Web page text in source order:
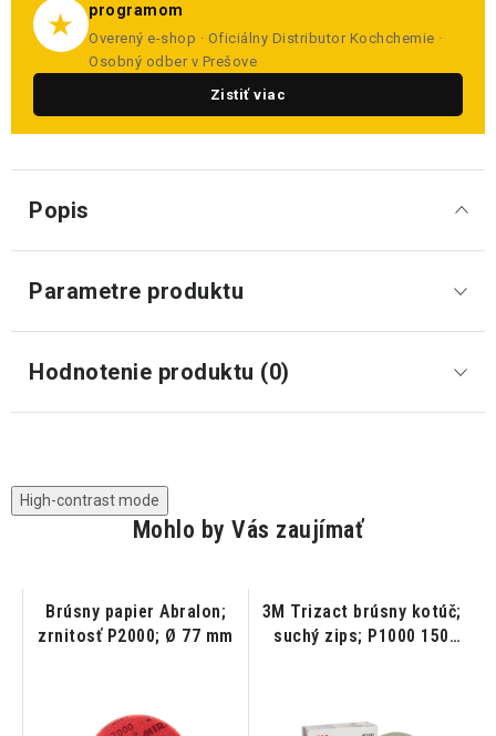
★
programom
Overený e-shop · Oficiálny Distributor Kochchemie ·
Osobný odber v Prešove
Zistiť viac
Popis
Parametre produktu
Hodnotenie produktu (0)
High-contrast mode
Mohlo by Vás zaujímať
Brúsny papier Abralon;
zrnitosť P2000; Ø 77 mm
3M Trizact brúsny kotúč;
suchý zips; P1000 150